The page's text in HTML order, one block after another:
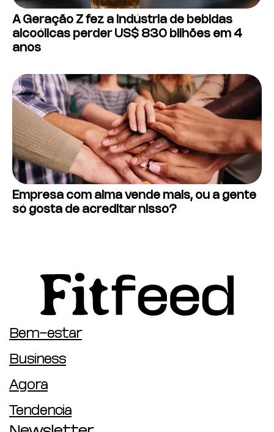
A Geração Z fez a indústria de bebidas
alcoólicas perder US$ 830 bilhões em 4
anos
Empresa com alma vende mais, ou a gente
só gosta de acreditar nisso?
Bem-estar
Business
Agora
Tendência